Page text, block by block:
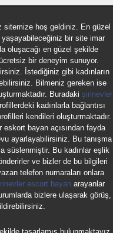
sitemize hoş geldiniz. En güzel
yaşayabileceğiniz bir site imar
oluşacağı en güzel şekilde
bir deneyim sunuyor.
İstediğiniz gibi kadınların
Bilmeniz gereken ise
Buradaki şirinevler
kadınlarla bağlantısı
kendileri oluşturmaktadır.
bayan açısından fayda
ayarlayabilirsiniz. Bu tanışma
süslenmiştir. Bu kadınlar eşlik
ve bizler de bu bilgileri
telefon numaraları onlara
escort bayan arayanlar
bizlere ulaşarak görüş,